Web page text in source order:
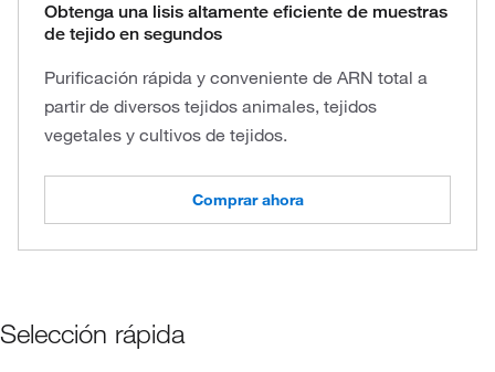
Obtenga una lisis altamente eficiente de muestras
de tejido en segundos
Purificación rápida y conveniente de ARN total a
partir de diversos tejidos animales, tejidos
vegetales y cultivos de tejidos.
Comprar ahora
Selección rápida